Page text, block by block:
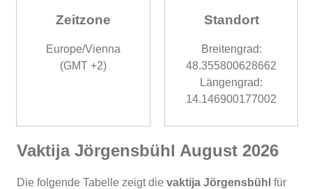
Zeitzone
Europe/Vienna
(GMT +2)
Standort
Breitengrad:
48.355800628662
Längengrad:
14.146900177002
Vaktija Jörgensbühl August 2026
Die folgende Tabelle zeigt die vaktija Jörgensbühl für